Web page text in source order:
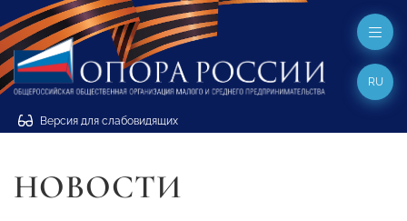
Версия для слабовидящих
RU
НОВОСТИ